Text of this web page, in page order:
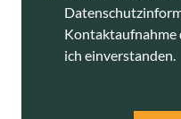
Kontaktaufnahme
ich einverstanden.